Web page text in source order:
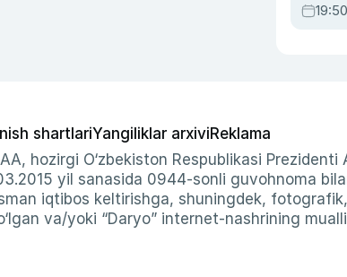
shartlariYangiliklar arxiviReklama
hozirgi O‘zbekiston Respublikasi
yil sanasida 0944-sonli guvohnoma
iqtibos keltirishga, shuningdek,
va/yoki “Daryo” internet-nashrining